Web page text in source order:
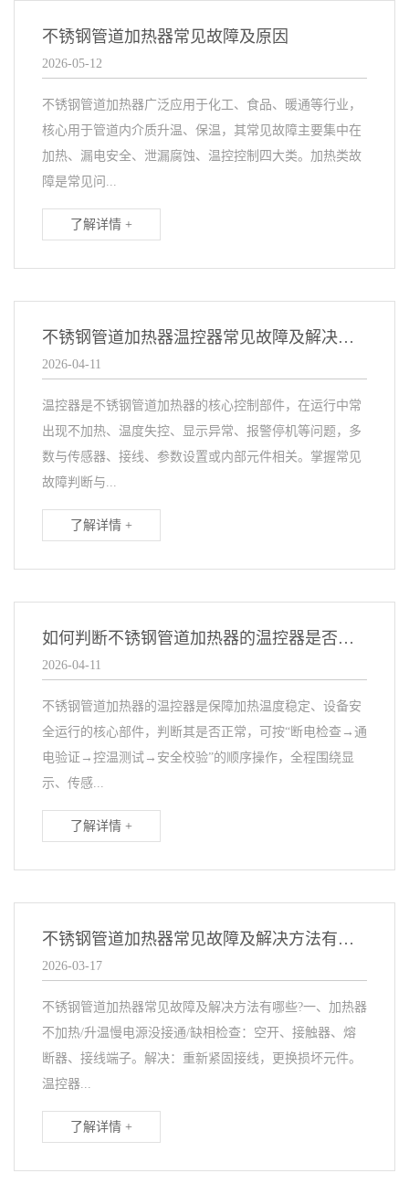
不锈钢管道加热器常见故障及原因
2026-05-12
不锈钢管道加热器广泛应用于化工、食品、暖通等行业，
核心用于管道内介质升温、保温，其常见故障主要集中在
加热、漏电安全、泄漏腐蚀、温控控制四大类。加热类故
障是常见问...
了解详情 +
不锈钢管道加热器温控器常见故障及解决方法
2026-04-11
温控器是不锈钢管道加热器的核心控制部件，在运行中常
出现不加热、温度失控、显示异常、报警停机等问题，多
数与传感器、接线、参数设置或内部元件相关。掌握常见
故障判断与...
了解详情 +
如何判断不锈钢管道加热器的温控器是否正常?
2026-04-11
不锈钢管道加热器的温控器是保障加热温度稳定、设备安
全运行的核心部件，判断其是否正常，可按“断电检查→通
电验证→控温测试→安全校验”的顺序操作，全程围绕显
示、传感...
了解详情 +
不锈钢管道加热器常见故障及解决方法有哪些?
2026-03-17
不锈钢管道加热器常见故障及解决方法有哪些?一、加热器
不加热/升温慢电源没接通/缺相检查：空开、接触器、熔
断器、接线端子。解决：重新紧固接线，更换损坏元件。
温控器...
了解详情 +